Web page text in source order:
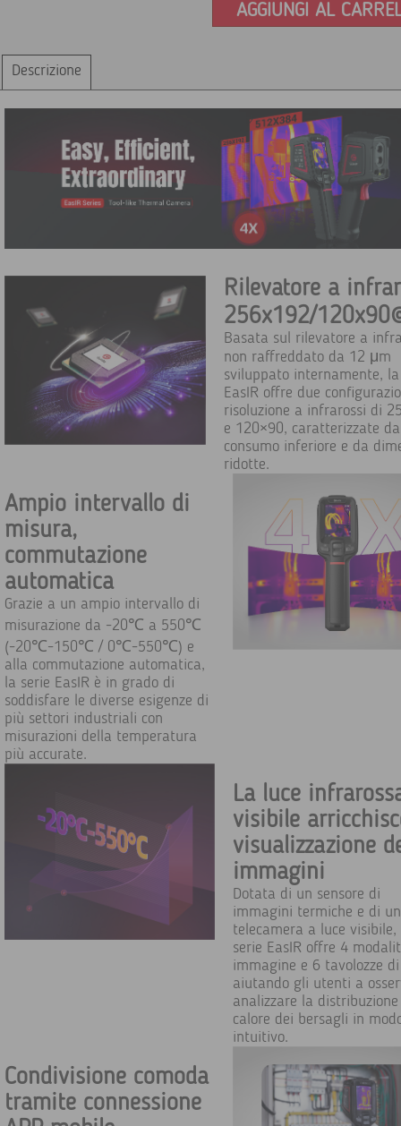
AGGIUNGI AL
Descrizione
Rilevatore a
256x192/
Basata sul rilevatore a
non raffreddato da 12 μm
sviluppato internamente,
EasIR offre due
risoluzione a infrarossi di
e 120×90, caratterizzate
consumo inferiore e da
ridotte.
Ampio intervallo di
misura,
commutazione
automatica
Grazie a un ampio intervallo di
misurazione da -20℃ a 550℃
(-20℃-150℃ / 0℃-550℃) e
alla commutazione automatica,
la serie EasIR è in grado di
soddisfare le diverse esigenze di
più settori industriali con
misurazioni della temperatura
più accurate.
La luce
visibile
visualizzazione
immagini
Dotata di un sensore di
immagini termiche e di
telecamera a luce visibile,
serie EasIR offre 4
immagine e 6 tavolozze
aiutando gli utenti a
analizzare la
calore dei bersagli in
intuitivo.
Condivisione comoda
tramite connessione